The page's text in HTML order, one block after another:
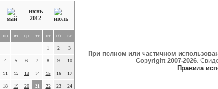
июнь
2012
пн вт ср чт пт сб вс
1 2 3
4 5 6 7 8 9 10
11 12 13 14 15 16 17
18 19 20 21 22 23 24
При полном или частичном
Copyright 2007-2026.
Правила